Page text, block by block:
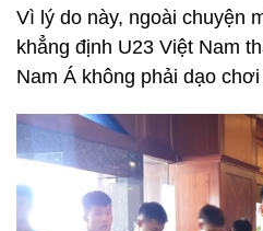
Vì lý do này, ngoài chuyện
khẳng định U23 Việt Nam
Nam Á không phải dạo